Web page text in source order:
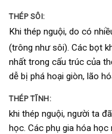
THÉP SÔI:
Khi thép nguội, do có
(trông như sôi). Các bọt
nhất trong cấu trúc của
dễ bị phá hoại giòn, lão
THÉP TĨNH:
khi thép nguội, người ta
học. Các phụ gia hóa